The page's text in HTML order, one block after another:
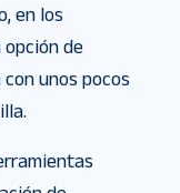
en los
de
unos pocos